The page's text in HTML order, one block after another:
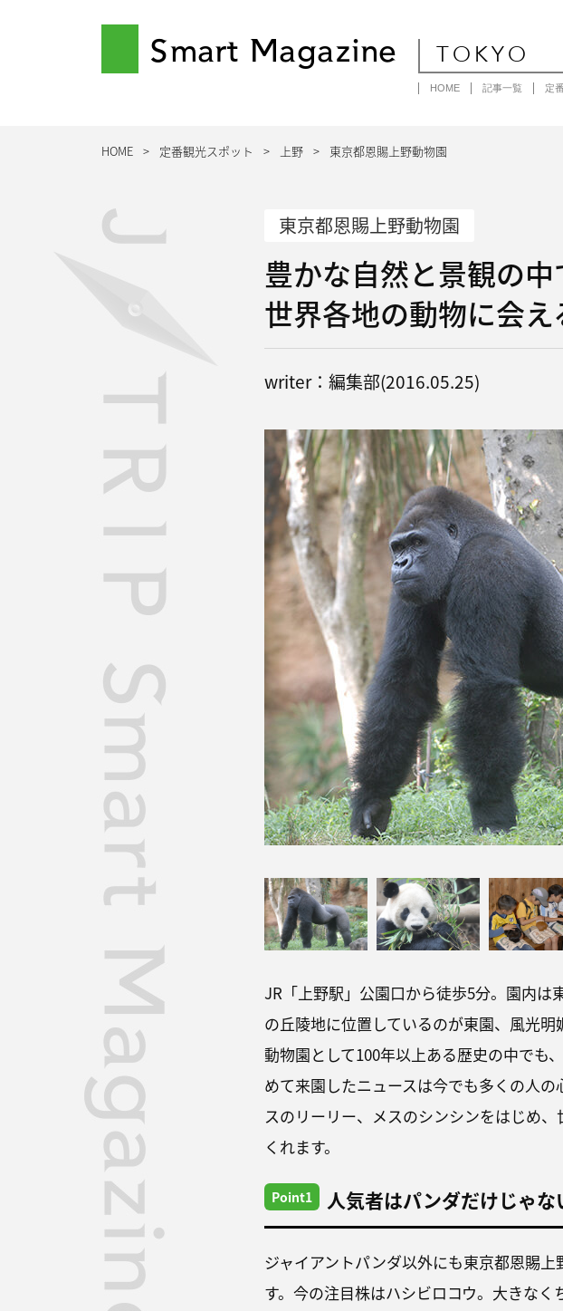
Smart Magazine TOKYO
HOME 記事一覧 定
HOME 定番観光スポット 上野 東京都恩賜上野動物園
東京都恩賜上野動物園
豊かな自然と景観の中
世界各地の動物に会
writer：編集部(2016.05.25)
JR「上野駅」公園口から徒歩5分。園内は
の丘陵地に位置しているのが東園、風光
動物園として100年以上ある歴史の中でも
めて来園したニュースは今でも多くの人
スのリーリー、メスのシンシンをはじめ
くれます。
Point1 人気者はパンダだけじゃな
ジャイアントパンダ以外にも東京都恩賜
す。今の注目株はハシビロコウ。大きな